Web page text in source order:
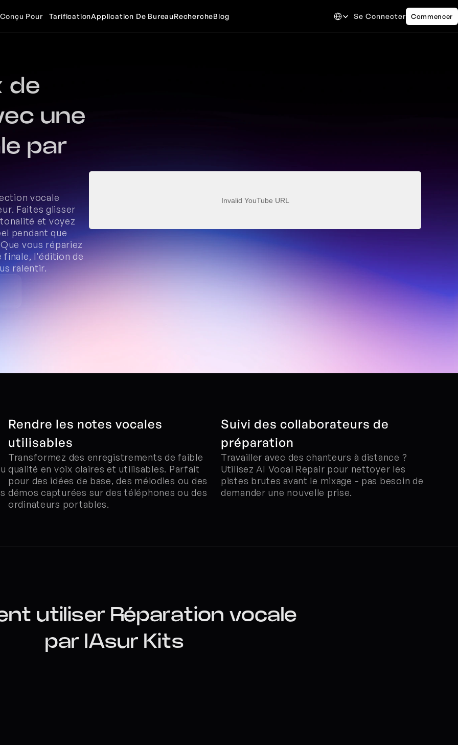
Conçu Pour TarificationApplication De BureauRechercheBlog Se Connecter Commencer
de
une
par
vocale
Faites glisser
et voyez
pendant que
vous répariez
finale, l'édition de
ralentir.
Invalid YouTube URL
Rendre les notes vocales
utilisables
Transformez des enregistrements de faible
qualité en voix claires et utilisables. Parfait
pour des idées de base, des mélodies ou des
démos capturées sur des téléphones ou des
ordinateurs portables.
Suivi des collaborateurs de
préparation
Travailler avec des chanteurs à distance ?
Utilisez AI Vocal Repair pour nettoyer les
pistes brutes avant le mixage - pas besoin de
demander une nouvelle prise.
utiliser Réparation vocale
par IAsur Kits